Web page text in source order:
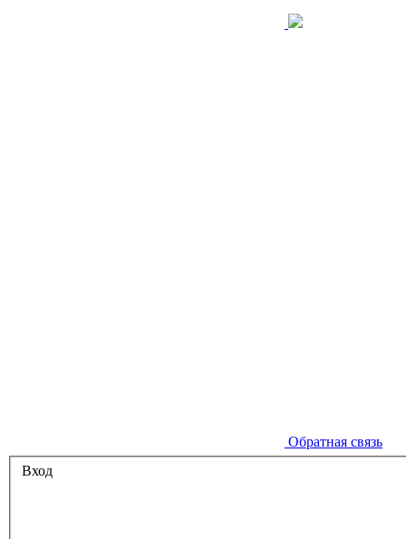
Обратная связь
Вход